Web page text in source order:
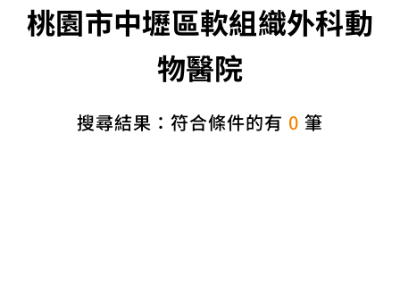
桃園市中壢區軟組織外科動
物醫院
搜尋結果：符合條件的有 0 筆